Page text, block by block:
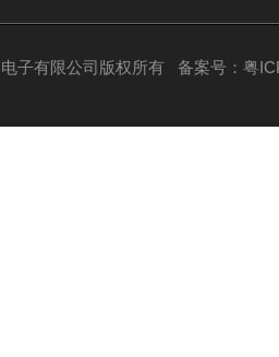
子有限公司版权所有 备案号：粤